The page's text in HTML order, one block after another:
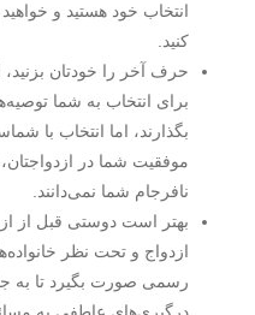
انتخاب خود هستید و
کنید.
حرف آخر را خودتان
برای انتخاب به شما
بگذارند، اما انتخاب با
موفقیت شما در
نافرجام شما نمی‌دانند.
بهتر است دوستی قبل از
ازدواج و تحت نظر
رسمی صورت بگیرد تا به